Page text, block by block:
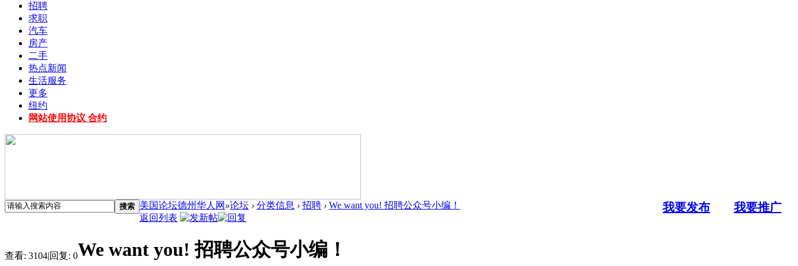
招聘
求职
汽车
房产
二手
热点新闻
生活服务
更多
纽约
网站使用协议 合约
搜索 我要发布 我要推广
美国论坛德州华人网 »论坛 › 分类信息 › 招聘 › We want you! 招聘公众号小编！
返回列表
查看: 3104|回复: 0We want you! 招聘公众号小编！